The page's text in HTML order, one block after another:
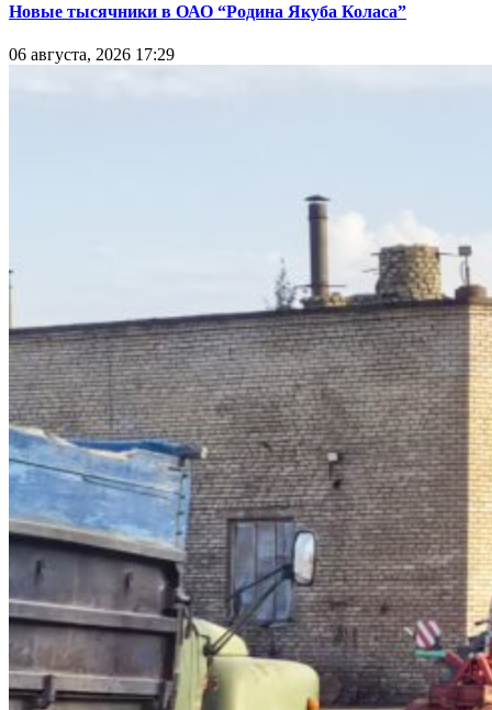
Новые тысячники в ОАО “Родина Якуба Коласа”
06 августа, 2026 17:29